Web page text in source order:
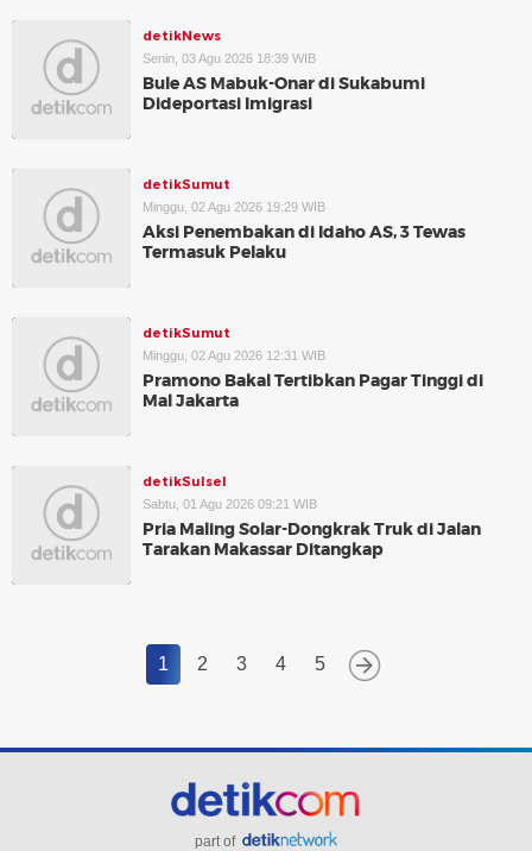
detikNews
Senin, 03 Agu 2026 18:39 WIB
Bule AS Mabuk-Onar di Sukabumi
Dideportasi Imigrasi
detikSumut
Minggu, 02 Agu 2026 19:29 WIB
Aksi Penembakan di Idaho AS, 3 Tewas
Termasuk Pelaku
detikSumut
Minggu, 02 Agu 2026 12:31 WIB
Pramono Bakal Tertibkan Pagar Tinggi di
Mal Jakarta
detikSulsel
Sabtu, 01 Agu 2026 09:21 WIB
Pria Maling Solar-Dongkrak Truk di Jalan
Tarakan Makassar Ditangkap
1 2 3 4 5
part of